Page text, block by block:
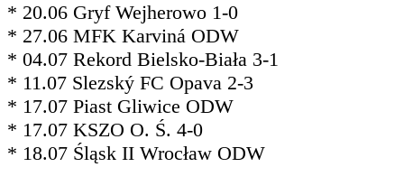
* 20.06 Gryf Wejherowo 1-0
* 27.06 MFK Karviná ODW
* 04.07 Rekord Bielsko-Biała 3-1
* 11.07 Slezský FC Opava 2-3
* 17.07 Piast Gliwice ODW
* 17.07 KSZO O. Ś. 4-0
* 18.07 Śląsk II Wrocław ODW